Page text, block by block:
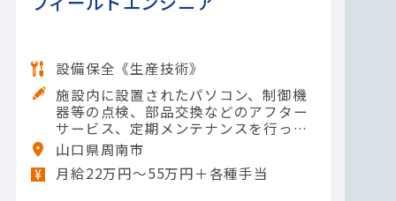
設備保全《生産技術》
施設内に設置されたパソコン、制御機
器等の点検、部品交換などのアフター
サービス、定期メンテナンスを行って
いただきます。 【担当製品】(電機機
器)その他電気機器
山口県周南市
月給22万円〜55万円＋各種手当